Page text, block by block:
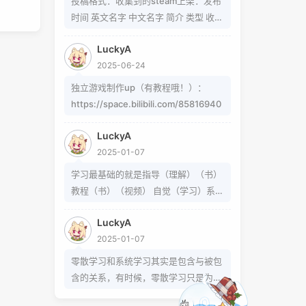
题可以在这里找到
4913586/answer/809280189
https://www.zhihu.com/question/3
Cambria Math和Helvetica字体弄出来
的 但经过试验发现并不是这样搞出来
怎么打的就不需要我教了 上标:sup 下
标:sub 上标:上标文字 下标:下标文字
当然网页中就需要代码了
时间 英文名字 中文名字 简介 类型 收集
类型 作者 b站地址（空间） 宣传视频
地址
LuckyA
2025-06-24
独立游戏制作up（有教程哦！）：
https://space.bilibili.com/85816940
LuckyA
2025-01-07
学习最基础的就是指导（理解）（书）
教程（书）（视频） 自觉（学习）系统
外得到方法的一条途径
LuckyA
2025-01-07
零散学习和系统学习其实是包含与被包
含的关系，有时候，零散学习只是为了
达成某个小的目的，掌握某个操作或解
已链接至主星
PROTOCOL: GALAXY-X9
次元时间
恒星已链接